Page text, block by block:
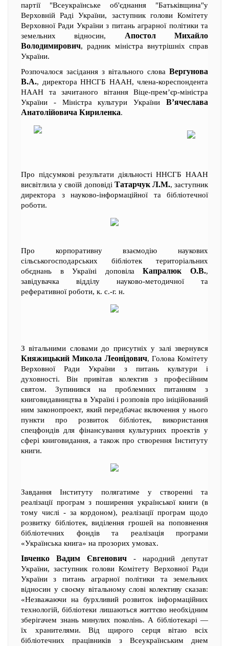
партії "Всеукраїнське об'єднання "Батьківщина"у
Верховній Раді України, заступник голови Комітету
Верховної Ради України з питань аграрної політики та
земельних відносин, Апостол Михайло
Володимирович, радник міністра внутрішніх справ
України.
Розпочалося засідання з вітального слова Вергунова
В.А., директора ННСГБ НААН, члена-кореспондента
НААН та зачитаного вітання Віце-прем’єр-міністра
України - Міністра культури України В’ячеслава
Анатолійовича Кириленка.
Про підсумкові результати діяльності ННСГБ НААН
висвітлила у своїй доповіді Татарчук Л.М., заступник
директора з науково-інформаційної та бібліотечної
роботи.
Про корпоративну взаємодію наукових
сільськогосподарських бібліотек територіальних
обєднань в Україні доповілаКапралюк О.В.,
завідувачка відділу науково-методичної та
реферативної роботи, к. с.-г. н.
З вітальними словами до присутніх у залі звернувся
Княжицький Микола Леонідович, Голова Комітету
Верховної Ради України з питань культури і
духовності. Він привітав колектив з професійним
святом. Зупинився на проблемних питанням з
книговидавництва в Україні і розповів про ініційований
ним законопроект, який передбачає включення у нього
пункти про розвиток бібліотек, використання
спецфондів для фінансування культурних проектів у
сфері книговидання, а також про створення Інституту
книги.
Завдання Інституту полягатиме у створенні та
реалізації програм з поширення української книги (в
тому числі - за кордоном), реалізації програм щодо
розвитку бібліотек, виділення грошей на поповнення
бібліотечних фондів та реалізація програми
«Українська книга» на прозорих умовах.
Івченко Вадим Євгенович - народний депутат
України, заступник голови Комітету Верховної Ради
України з питань аграрної політики та земельних
відносин у своєму вітальному слові колективу сказав:
«Незважаючи на бурхливий розвиток інформаційних
технологій, бібліотеки лишаються життєво необхідним
зберігачем знань минулих поколінь. А бібліотекарі —
їх хранителями. Від щирого серця вітаю всіх
бібліотечних працівників з Всеукраїнським днем